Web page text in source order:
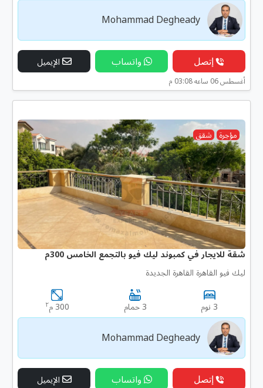
Mohammad Degheady
إتصل واتساب الإيميل
أغسطس 06 ساعه 03:08 م
مؤجرة شقق
شقة للايجار في كمبوند ليك فيو بالتجمع الخامس 300م
ليك فيو القاهرة القاهرة الجديدة
3 نوم 3 حمام 300 م ٢
Mohammad Degheady
إتصل واتساب الإيميل